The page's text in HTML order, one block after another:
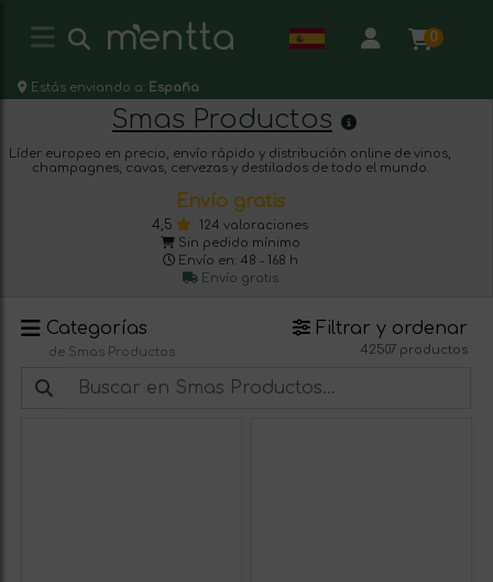
0
Estás enviando a: España
Smas Productos
Líder europeo en precio, envío rápido y distribución online de vinos,
champagnes, cavas, cervezas y destilados de todo el mundo.
Envío gratis
4,5
124 valoraciones
Sin pedido mínimo
Envío en: 48 - 168 h
Envío gratis
Categorías
de Smas Productos
Filtrar y ordenar
42507 productos